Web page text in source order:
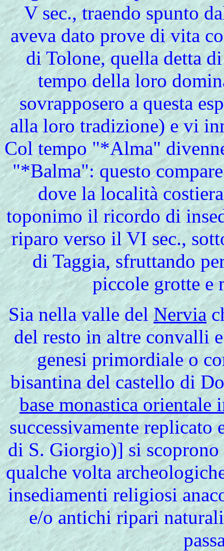
V sec., traendo spunto
aveva dato prove di vita
di Tolone, quella detta
tempo della loro
sovrapposero a questa
alla loro tradizione) e vi
Col tempo "*Alma"
"*Balma": questo
dove la località
toponimo il ricordo di
riparo verso il VI sec.,
di Taggia, sfruttando
piccole grotte e
Sia nella valledelNervia
del resto in altre convalli
genesi primordiale o
bisantina del castello di
base monastica
successivamente replicato
di S. Giorgio)] si scoprono
qualche volta
insediamenti religiosi
e/o antichi ripari